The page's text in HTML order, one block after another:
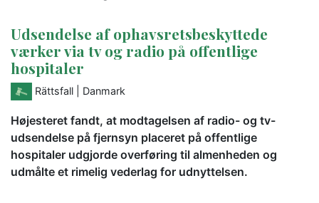
Udsendelse af ophavsretsbeskyttede
værker via tv og radio på offentlige
hospitaler
Rättsfall | Danmark
Højesteret fandt, at modtagelsen af radio- og tv-
udsendelse på fjernsyn placeret på offentlige
hospitaler udgjorde overføring til almenheden og
udmålte et rimelig vederlag for udnyttelsen.